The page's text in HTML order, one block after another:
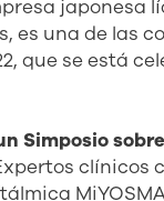
japonesa
es una de las
que se está
Simposio
clínicos